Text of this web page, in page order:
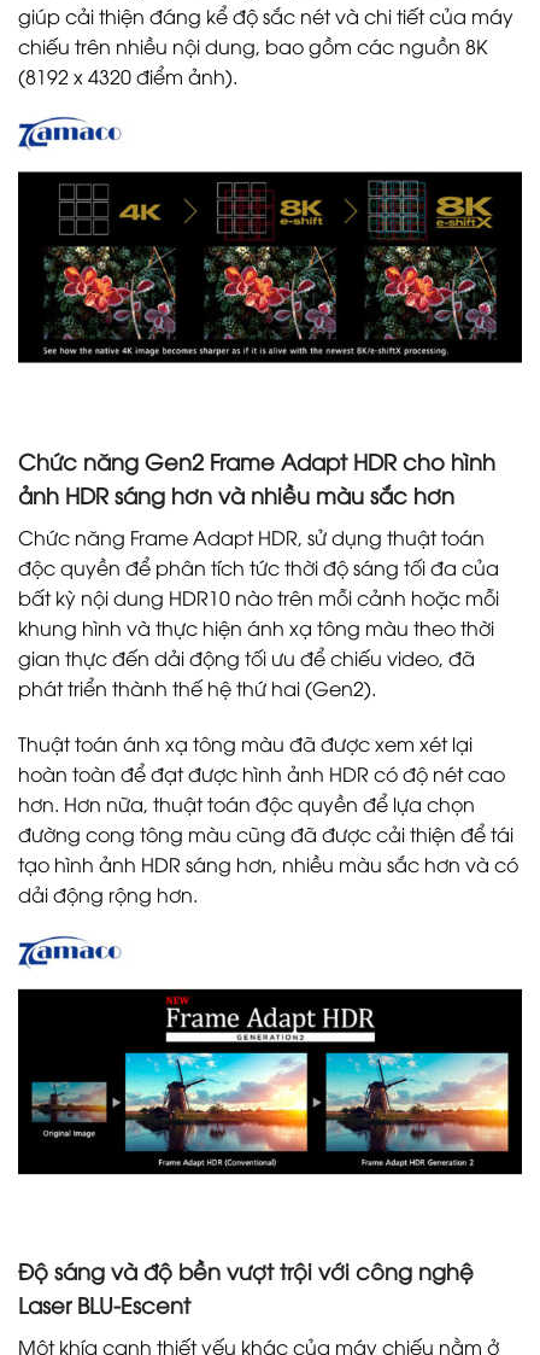
giúp cải thiện đáng kể độ sắc nét và chi tiết của máy
chiếu trên nhiều nội dung, bao gồm các nguồn 8K
(8192 x 4320 điểm ảnh).
Chức năng Gen2 Frame Adapt HDR cho hình
ảnh HDR sáng hơn và nhiều màu sắc hơn
Chức năng Frame Adapt HDR, sử dụng thuật toán
độc quyền để phân tích tức thời độ sáng tối đa của
bất kỳ nội dung HDR10 nào trên mỗi cảnh hoặc mỗi
khung hình và thực hiện ánh xạ tông màu theo thời
gian thực đến dải động tối ưu để chiếu video, đã
phát triển thành thế hệ thứ hai (Gen2).
Thuật toán ánh xạ tông màu đã được xem xét lại
hoàn toàn để đạt được hình ảnh HDR có độ nét cao
hơn. Hơn nữa, thuật toán độc quyền để lựa chọn
đường cong tông màu cũng đã được cải thiện để tái
tạo hình ảnh HDR sáng hơn, nhiều màu sắc hơn và có
dải động rộng hơn.
Độ sáng và độ bền vượt trội với công nghệ
Laser BLU-Escent
Một khía cạnh thiết yếu khác của máy chiếu nằm ở